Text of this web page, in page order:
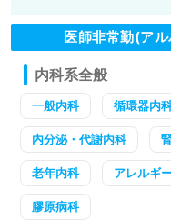
医師非常勤(ア
内科系全般
一般内科 循環器内
内分泌・代謝内科
老年内科 アレルギ
膠原病科